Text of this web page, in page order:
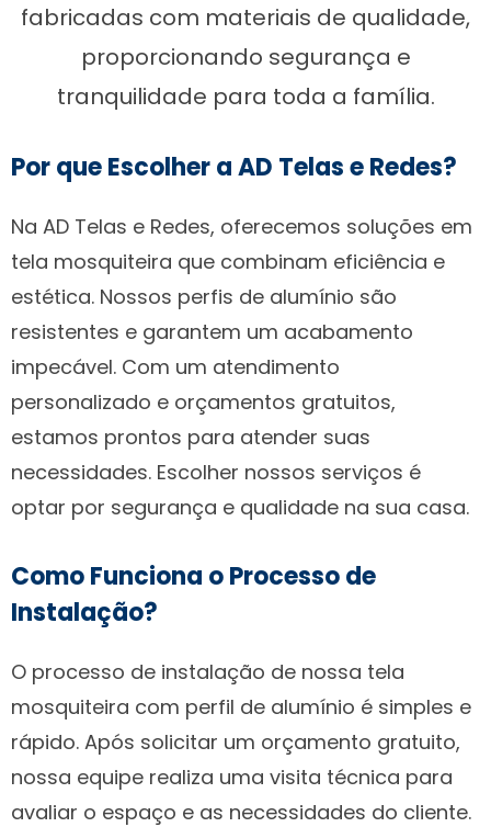
fabricadas com materiais de qualidade,
proporcionando segurança e
tranquilidade para toda a família.
Por que Escolher a AD Telas e Redes?
Na AD Telas e Redes, oferecemos soluções em
tela mosquiteira que combinam eficiência e
estética. Nossos perfis de alumínio são
resistentes e garantem um acabamento
impecável. Com um atendimento
personalizado e orçamentos gratuitos,
estamos prontos para atender suas
necessidades. Escolher nossos serviços é
optar por segurança e qualidade na sua casa.
Como Funciona o Processo de
Instalação?
O processo de instalação de nossa tela
mosquiteira com perfil de alumínio é simples e
rápido. Após solicitar um orçamento gratuito,
nossa equipe realiza uma visita técnica para
avaliar o espaço e as necessidades do cliente.